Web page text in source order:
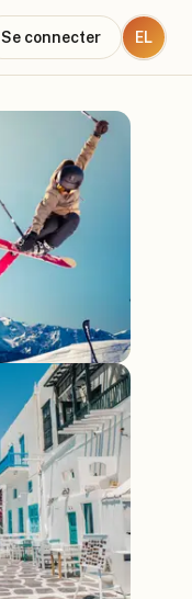
Se connecter EL